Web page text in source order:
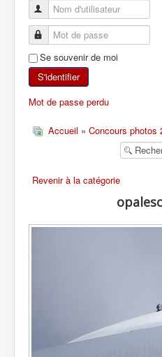
ALPINISME
SKI DE RANDONNÉE
RANDONNÉE
Se souvenir de moi
S'identifier
Mot de passe perdu
Accueil » Concours photos
Revenir à la catégorie